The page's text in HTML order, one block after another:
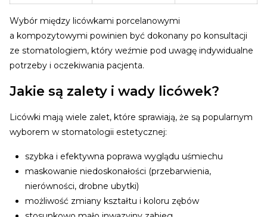
Wybór między licówkami porcelanowymi
a kompozytowymi powinien być dokonany po konsultacji
ze stomatologiem, który weźmie pod uwagę indywidualne
potrzeby i oczekiwania pacjenta.
Jakie są zalety i wady licówek?
Licówki mają wiele zalet, które sprawiają, że są popularnym
wyborem w stomatologii estetycznej:
szybka i efektywna poprawa wyglądu uśmiechu
maskowanie niedoskonałości (przebarwienia,
nierówności, drobne ubytki)
możliwość zmiany kształtu i koloru zębów